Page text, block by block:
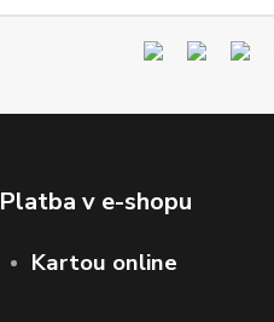
Platba v e-shopu
Kartou online